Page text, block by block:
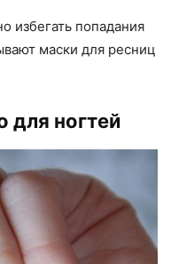
избегать попадания
маски для ресниц
для ногтей